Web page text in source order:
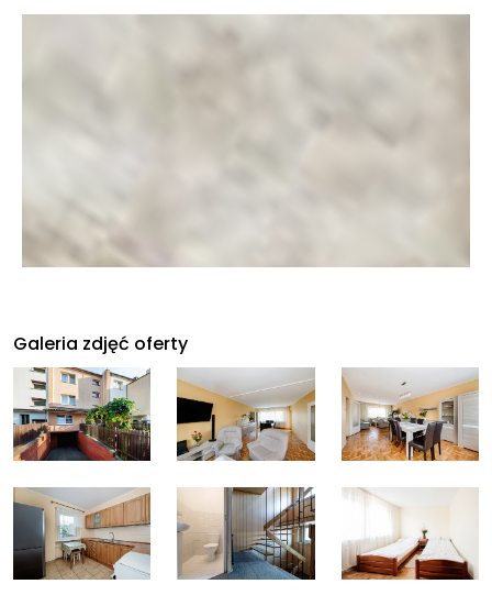
Galeria zdjęć oferty